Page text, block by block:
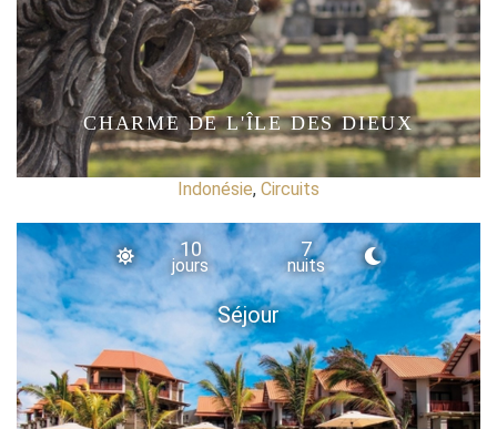
CHARME DE L'ÎLE DES DIEUX
Indonésie, Circuits
Séjour
10
jours
7
nuits